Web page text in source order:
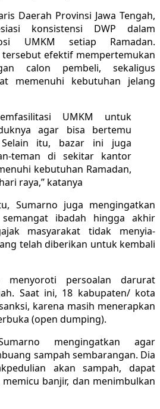
Daerah Provinsi Jawa Tengah,
konsistensi DWP dalam
UMKM setiap Ramadan.
efektif mempertemukan
calon pembeli, sekaligus
memenuhi kebutuhan jelang
UMKM untuk
agar bisa bertemu
itu, bazar ini juga
teman di sekitar kantor
kebutuhan Ramadan,
raya,” katanya
Sumarno juga mengingatkan
ibadah hingga akhir
masyarakat tidak menyia-
telah diberikan untuk kembali
menyoroti persoalan darurat
Saat ini, 18 kabupaten/ kota
karena masih menerapkan
(open dumping).
mengingatkan agar
sampah sembarangan. Dia
akan sampah, dapat
banjir, dan menimbulkan